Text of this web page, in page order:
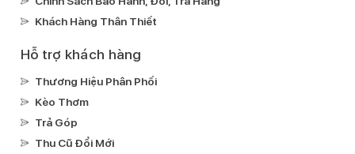
Tiện ích khác
Chống nước và bụi:
sạc).
Khách Hàng Thân Thiết
Hỗ trợ khách hàng
Thương Hiệu Phân Phối
Kèo Thơm
Trả Góp
Thu Cũ Đổi Mới